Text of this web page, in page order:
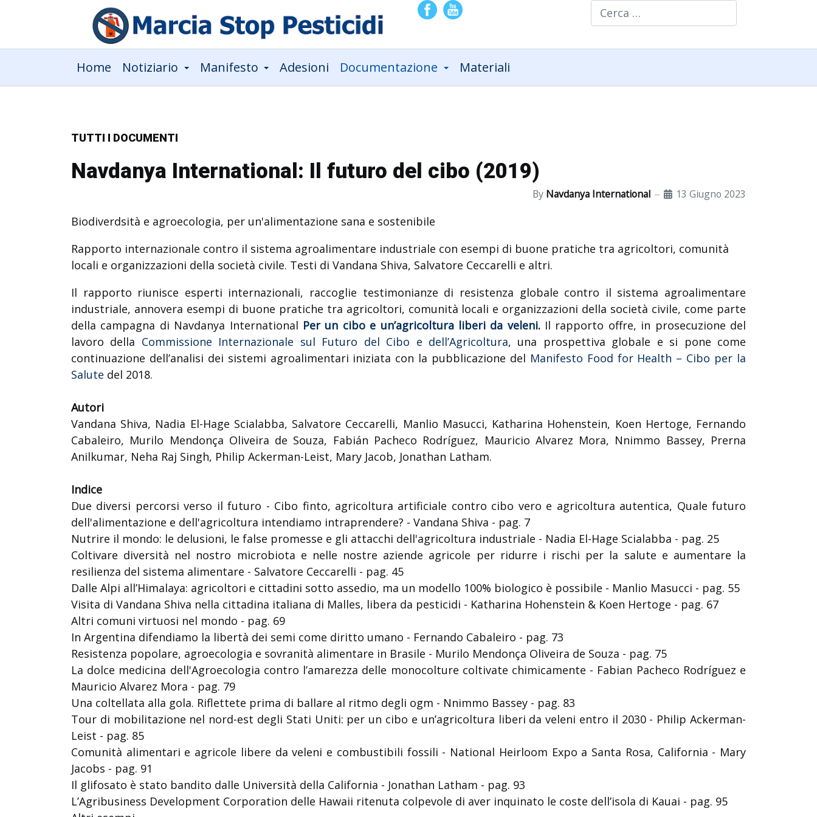
Cerca
Home Notiziario Manifesto Adesioni Documentazione Materiali
TUTTI I DOCUMENTI
Navdanya International: Il futuro del cibo (2019)
By Navdanya International 13 Giugno 2023
Biodiverdsità e agroecologia, per un'alimentazione sana e sostenibile
Rapporto internazionale contro il sistema agroalimentare industriale con esempi di buone pratiche tra agricoltori, comunità
locali e organizzazioni della società civile. Testi di Vandana Shiva, Salvatore Ceccarelli e altri.
Il rapporto riunisce esperti internazionali, raccoglie testimonianze di resistenza globale contro il sistema agroalimentare
industriale, annovera esempi di buone pratiche tra agricoltori, comunità locali e organizzazioni della società civile, come parte
della campagna di Navdanya International Per un cibo e un’agricoltura liberi da veleni. Il rapporto offre, in prosecuzione del
lavoro della Commissione Internazionale sul Futuro del Cibo e dell’Agricoltura, una prospettiva globale e si pone come
continuazione dell’analisi dei sistemi agroalimentari iniziata con la pubblicazione del Manifesto Food for Health – Cibo per la
Salute del 2018.
Autori
Vandana Shiva, Nadia El-Hage Scialabba, Salvatore Ceccarelli, Manlio Masucci, Katharina Hohenstein, Koen Hertoge, Fernando
Cabaleiro, Murilo Mendonça Oliveira de Souza, Fabián Pacheco Rodríguez, Mauricio Alvarez Mora, Nnimmo Bassey, Prerna
Anilkumar, Neha Raj Singh, Philip Ackerman-Leist, Mary Jacob, Jonathan Latham.
Indice
Due diversi percorsi verso il futuro - Cibo finto, agricoltura artificiale contro cibo vero e agricoltura autentica, Quale futuro
dell'alimentazione e dell'agricoltura intendiamo intraprendere? - Vandana Shiva - pag. 7
Nutrire il mondo: le delusioni, le false promesse e gli attacchi dell'agricoltura industriale - Nadia El-Hage Scialabba - pag. 25
Coltivare diversità nel nostro microbiota e nelle nostre aziende agricole per ridurre i rischi per la salute e aumentare la
resilienza del sistema alimentare - Salvatore Ceccarelli - pag. 45
Dalle Alpi all’Himalaya: agricoltori e cittadini sotto assedio, ma un modello 100% biologico è possibile - Manlio Masucci - pag. 55
Visita di Vandana Shiva nella cittadina italiana di Malles, libera da pesticidi - Katharina Hohenstein & Koen Hertoge - pag. 67
Altri comuni virtuosi nel mondo - pag. 69
In Argentina difendiamo la libertà dei semi come diritto umano - Fernando Cabaleiro - pag. 73
Resistenza popolare, agroecologia e sovranità alimentare in Brasile - Murilo Mendonça Oliveira de Souza - pag. 75
La dolce medicina dell'Agroecologia contro l’amarezza delle monocolture coltivate chimicamente - Fabian Pacheco Rodríguez e
Mauricio Alvarez Mora - pag. 79
Una coltellata alla gola. Riflettete prima di ballare al ritmo degli ogm - Nnimmo Bassey - pag. 83
Tour di mobilitazione nel nord-est degli Stati Uniti: per un cibo e un’agricoltura liberi da veleni entro il 2030 - Philip Ackerman-
Leist - pag. 85
Comunità alimentari e agricole libere da veleni e combustibili fossili - National Heirloom Expo a Santa Rosa, California - Mary
Jacobs - pag. 91
Il glifosato è stato bandito dalle Università della California - Jonathan Latham - pag. 93
L’Agribusiness Development Corporation delle Hawaii ritenuta colpevole di aver inquinato le coste dell’isola di Kauai - pag. 95